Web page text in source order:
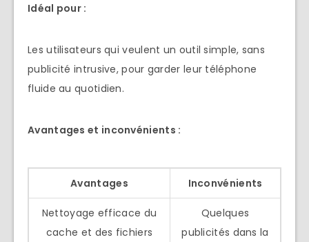
Idéal pour :
Les utilisateurs qui veulent un outil simple, sans
publicité intrusive, pour garder leur téléphone
fluide au quotidien.
Avantages et inconvénients :
Avantages Inconvénients
Nettoyage efficace du
cache et des fichiers
Quelques
publicités dans la